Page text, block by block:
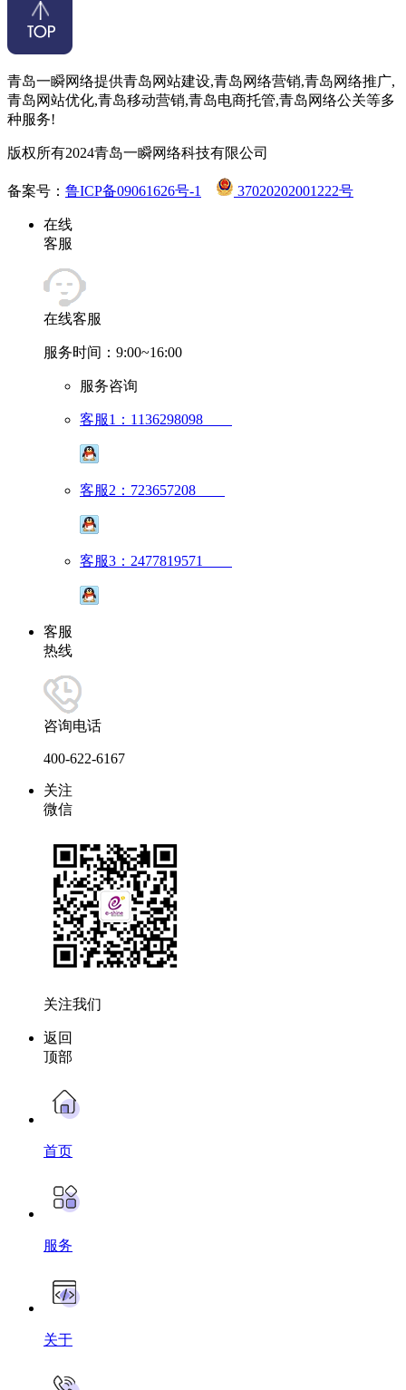
青岛一瞬网络提供青岛网站建设,青岛网络营销,青岛网络推广,
青岛网站优化,青岛移动营销,青岛电商托管,青岛网络公关等多
种服务!
版权所有2024青岛一瞬网络科技有限公司
备案号： 鲁ICP备09061626号-1 37020202001222号
在线
客服
在线客服
服务时间：9:00~16:00
服务咨询
客服1：1136298098
客服2：723657208
客服3：2477819571
客服
热线
咨询电话
400-622-6167
关注
微信
关注我们
返回
顶部
首页
服务
关于